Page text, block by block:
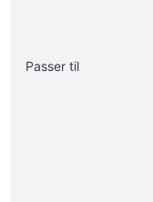
Passer til